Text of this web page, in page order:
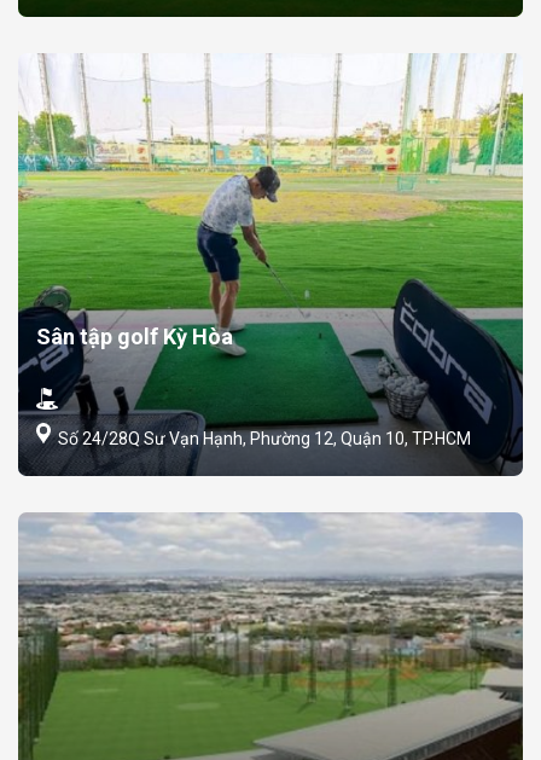
Sân tập golf Kỳ Hòa
Số 24/28Q Sư Vạn Hạnh, Phường 12, Quận 10, TP.HCM